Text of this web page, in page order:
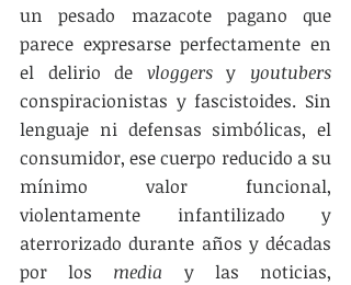
un pesado mazacote pagano que
parece expresarse perfectamente en
el delirio de vloggers y youtubers
conspiracionistas y fascistoides. Sin
lenguaje ni defensas simbólicas, el
consumidor, ese cuerpo reducido a su
mínimo valor funcional,
violentamente infantilizado y
aterrorizado durante años y décadas
por los media y las noticias,